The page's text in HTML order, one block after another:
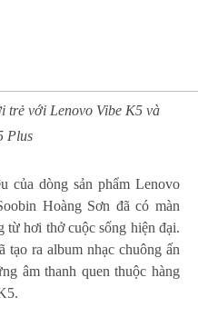
trẻ với Lenovo Vibe K5 và
Plus
của dòng sản phẩm Lenovo
Hoàng Sơn đã có màn
từ hơi thở cuộc sống hiện đại.
ra album nhạc chuông ấn
âm thanh quen thuộc hàng